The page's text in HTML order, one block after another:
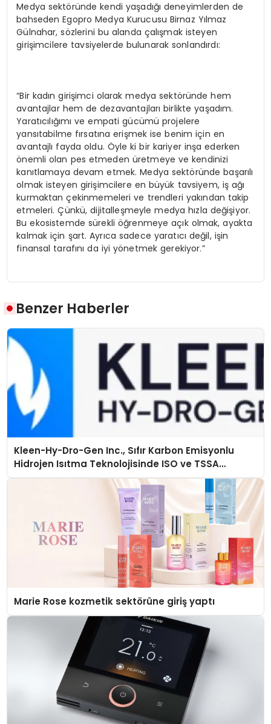
Medya sektöründe kendi yaşadığı deneyimlerden de
bahseden Egopro Medya Kurucusu Birnaz Yılmaz
Gülnahar, sözlerini bu alanda çalışmak isteyen
girişimcilere tavsiyelerde bulunarak sonlandırdı:
“Bir kadın girişimci olarak medya sektöründe hem
avantajlar hem de dezavantajları birlikte yaşadım.
Yaratıcılığımı ve empati gücümü projelere
yansıtabilme fırsatına erişmek ise benim için en
avantajlı fayda oldu. Öyle ki bir kariyer inşa ederken
önemli olan pes etmeden üretmeye ve kendinizi
kanıtlamaya devam etmek. Medya sektöründe başarılı
olmak isteyen girişimcilere en büyük tavsiyem, iş ağı
kurmaktan çekinmemeleri ve trendleri yakından takip
etmeleri. Çünkü, dijitalleşmeyle medya hızla değişiyor.
Bu ekosistemde sürekli öğrenmeye açık olmak, ayakta
kalmak için şart. Ayrıca sadece yaratıcı değil, işin
finansal tarafını da iyi yönetmek gerekiyor.”
Benzer Haberler
Kleen-Hy-Dro-Gen Inc., Sıfır Karbon Emisyonlu
Hidrojen Isıtma Teknolojisinde ISO ve TSSA
Düzenleyici Onaylarını Aldı
Marie Rose kozmetik sektörüne giriş yaptı